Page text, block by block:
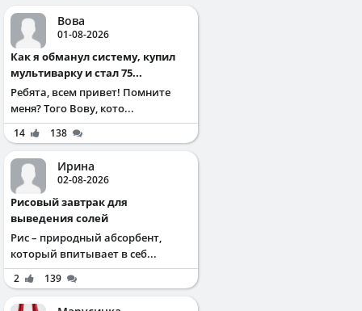
Вова
01-08-2026
Как я обманул систему, купил
мультиварку и стал 75...
Ребята, всем привет! Помните
меня? Того Вову, кото...
14 138
Ирина
02-08-2026
Рисовый завтрак для
выведения солей
Рис – природный абсорбент,
который впитывает в себ...
2 139